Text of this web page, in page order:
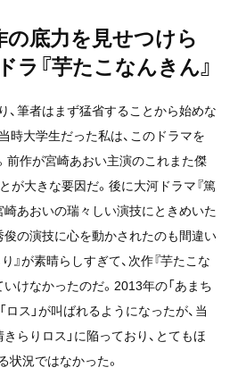
底力を見せつけら
ラ『芋たこなんきん』
、筆者はまず猛省することから始めな
時大学生だった私は、このドラマを
前作が宮崎あおい主演のこれまた傑
が大きな要因だ。後に大河ドラマ『篤
崎あおいの瑞々しい演技にときめいた
俊の演技に心を動かされたのも間違い
』が素晴らしすぎて、次作『芋たこな
けなかったのだ。2013年の「あまち
ロス」が叫ばれるようになったが、当
らりロス」に陥っており、とてもほ
況ではなかった。